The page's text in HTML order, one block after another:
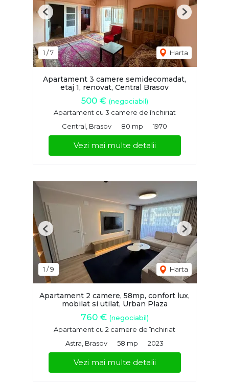
1 /7 Harta
Previous Next
Apartament 3 camere semidecomadat,
etaj 1, renovat, Central Brasov
500 € (negociabil)
Apartament cu 3 camere de închiriat
Central, Brasov
80 mp 1970
Vezi mai multe detalii
1 /9 Harta
Previous Next
Apartament 2 camere, 58mp, confort lux,
mobilat si utilat, Urban Plaza
760 € (negociabil)
Apartament cu 2 camere de închiriat
Astra, Brasov
58 mp 2023
Vezi mai multe detalii